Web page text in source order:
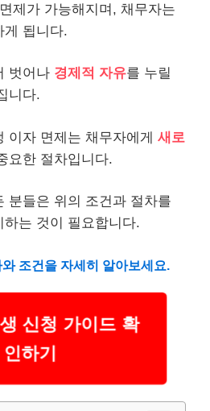
제가 가능해지며, 채무자는
게 됩니다.
벗어나 경제적 자유를 누릴
니다.
이자 면제는 채무자에게 새로
요한 절차입니다.
분들은 위의 조건과 절차를
는 것이 필요합니다.
조건을 자세히 알아보세요.
신청 가이드 확
인하기